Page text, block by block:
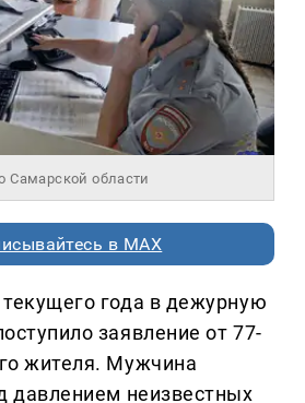
Самарской области
в MAX
года в дежурную
заявление от 77-
жителя. Мужчина
давлением неизвестных